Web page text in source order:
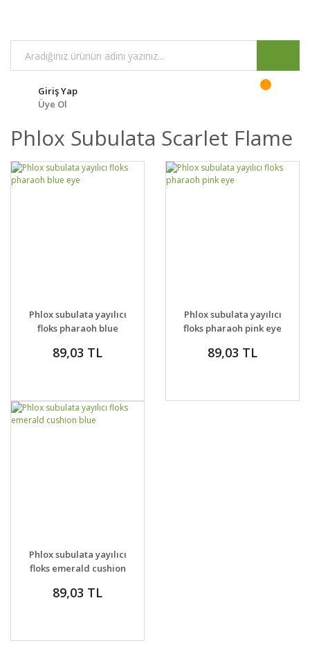
Giriş Yap
Üye Ol
Phlox Subulata Scarlet Flame
DETAYLAR
VER
Phlox subulata yayılıcı
floks pharaoh blue
89,03 TL
DETAYLAR
VER
Phlox subulata yayılıcı
floks pharaoh pink eye
89,03 TL
DETAYLAR
VER
Phlox subulata yayılıcı
floks emerald cushion
89,03 TL